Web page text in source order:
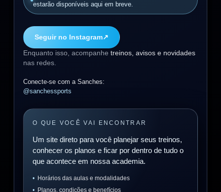
estarão disponíveis aqui em breve.
Seguir no Instagram↗
Enquanto isso, acompanhe treinos, avisos e novidades
nas redes.
Conecte-se com a Sanches:
@sanchessports
O QUE VOCÊ VAI ENCONTRAR
Um site direto para você planejar seus treinos,
conhecer os planos e ficar por dentro de tudo o
que acontece em nossa academia.
Horários das aulas e modalidades
Planos, condições e benefícios